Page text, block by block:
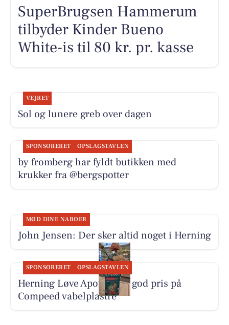
SuperBrugsen Hammerum
tilbyder Kinder Bueno
White-is til 80 kr. pr. kasse
VEJRET
Sol og lunere greb over dagen
SPONSORERET OPSLAGSTAVLEN
by fromberg har fyldt butikken med
krukker fra @bergspotter
MØD DINE NABOER
John Jensen: Der sker altid noget i Herning
SPONSORERET OPSLAGSTAVLEN
Herning Løve Apotek har god pris på
Compeed vabelplastre